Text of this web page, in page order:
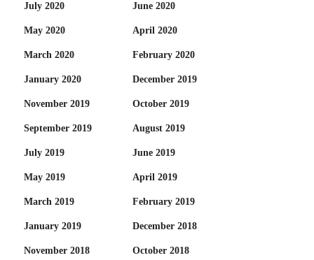
July 2020 June 2020
May 2020 April 2020
March 2020 February 2020
January 2020 December 2019
November 2019 October 2019
September 2019 August 2019
July 2019 June 2019
May 2019 April 2019
March 2019 February 2019
January 2019 December 2018
November 2018 October 2018